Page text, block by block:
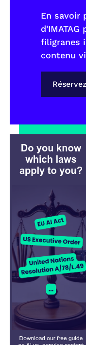
En savoir
d'IMATAG
filigranes
contenu